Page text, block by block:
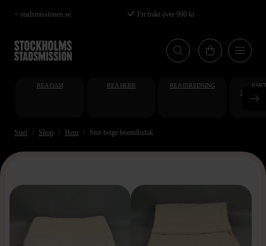
Hoppa
till
huvudinnehåll
< stadsmissionen.se Fri frakt över 990 kr
REA DAM REA HERR REA INREDNING
Start Shop Hem Stor beige bomullsduk